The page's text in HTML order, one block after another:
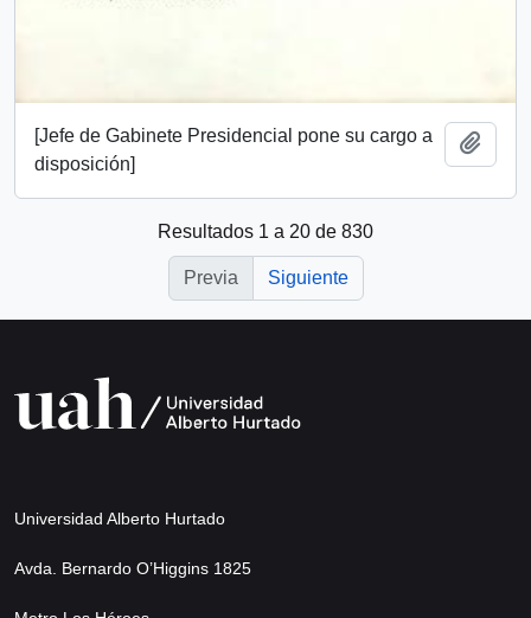
[Jefe de Gabinete Presidencial pone su cargo a
disposición]
Resultados 1 a 20 de 830
Previa Siguiente
Universidad Alberto Hurtado
Avda. Bernardo O’Higgins 1825